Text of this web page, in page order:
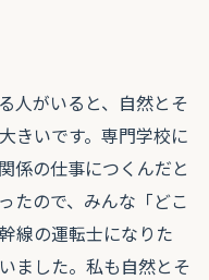
人がいると、自然とそ
きいです。専門学校に
係の仕事につくんだと
たので、みんな「どこ
線の運転士になりた
ました。私も自然とそ